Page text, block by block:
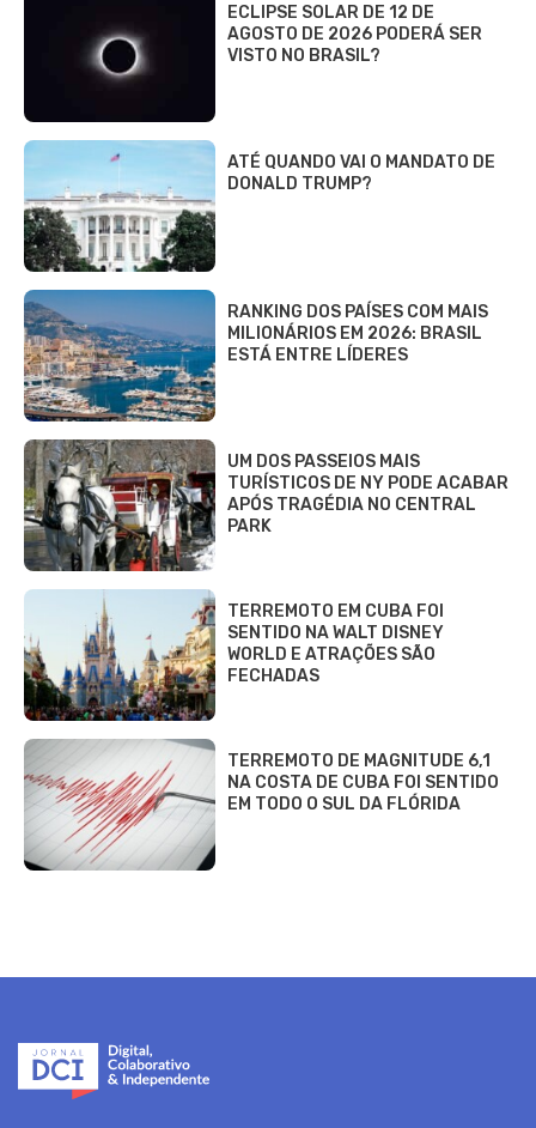
ECLIPSE SOLAR DE 12 DE
AGOSTO DE 2026 PODERÁ SER
VISTO NO BRASIL?
ATÉ QUANDO VAI O MANDATO DE
DONALD TRUMP?
RANKING DOS PAÍSES COM MAIS
MILIONÁRIOS EM 2026: BRASIL
ESTÁ ENTRE LÍDERES
UM DOS PASSEIOS MAIS
TURÍSTICOS DE NY PODE ACABAR
APÓS TRAGÉDIA NO CENTRAL
PARK
TERREMOTO EM CUBA FOI
SENTIDO NA WALT DISNEY
WORLD E ATRAÇÕES SÃO
FECHADAS
TERREMOTO DE MAGNITUDE 6,1
NA COSTA DE CUBA FOI SENTIDO
EM TODO O SUL DA FLÓRIDA